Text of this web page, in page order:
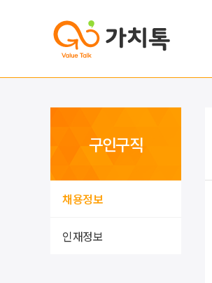
구인구직
채용정보
인재정보